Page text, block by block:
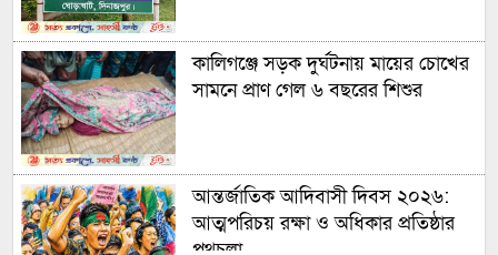
কালিগঞ্জে সড়ক দুর্ঘটনায় মায়ের চোখের
সামনে প্রাণ গেল ৬ বছরের শিশুর
আন্তর্জাতিক আদিবাসী দিবস ২০২৬:
আত্মপরিচয় রক্ষা ও অধিকার প্রতিষ্ঠার